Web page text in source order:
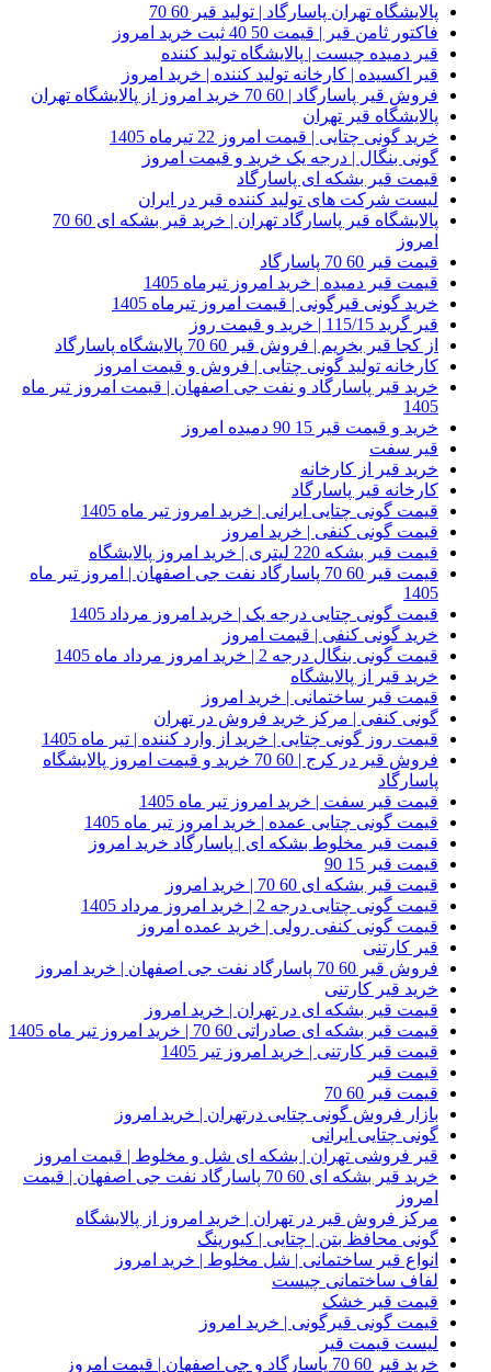
پالایشگاه تهران پاسارگاد | تولید قیر 60 70
فاکتور ثامن قیر | قیمت 50 40 ثبت خرید امروز
قیر دمیده چیست | پالایشگاه تولید کننده
قیر اکسیده | کارخانه تولید کننده | خرید امروز
فروش قیر پاسارگاد | 60 70 خرید امروز از پالایشگاه تهران
پالایشگاه قیر تهران
خرید گونی چتایی | قیمت امروز 22 تیرماه 1405
گونی بنگال | درجه یک خرید و قیمت امروز
قیمت قیر بشکه ای پاسارگاد
لیست شرکت های تولید کننده قیر در ایران
پالایشگاه قیر پاسارگاد تهران | خرید قیر بشکه ای 60 70
امروز
قیمت قیر 60 70 پاسارگاد
قیمت قیر دمیده | خرید امروز تیرماه 1405
خرید گونی قیرگونی | قیمت امروز تیرماه 1405
قیر گرید 115/15 | خرید و قیمت روز
از کجا قیر بخریم | فروش قیر 60 70 پالایشگاه پاسارگاد
کارخانه تولید گونی چتایی | فروش و قیمت امروز
خرید قیر پاسارگاد و نفت جی اصفهان | قیمت امروز تیر ماه
1405
خرید و قیمت قیر 15 90 دمیده امروز
قیر سفت
خرید قیر از کارخانه
کارخانه قیر پاسارگاد
قیمت گونی چتایی ایرانی | خرید امروز تیر ماه 1405
قیمت گونی کنفی | خرید امروز
قیمت قیر بشکه 220 لیتری | خرید امروز پالایشگاه
قیمت قیر 60 70 پاسارگاد نفت جی اصفهان | امروز تیر ماه
1405
قیمت گونی چتایی درجه یک | خرید امروز مرداد 1405
خرید گونی کنفی | قیمت امروز
قیمت گونی بنگال درجه 2 | خرید امروز مرداد ماه 1405
خرید قیر از پالایشگاه
قیمت قیر ساختمانی | خرید امروز
گونی کنفی | مرکز خرید فروش در تهران
قیمت روز گونی چتایی | خرید از وارد کننده | تیر ماه 1405
فروش قیر در کرج | 60 70 خرید و قیمت امروز پالایشگاه
پاسارگاد
قیمت قیر سفت | خرید امروز تیر ماه 1405
قیمت گونی چتایی عمده | خرید امروز تیر ماه 1405
قیمت قیر مخلوط بشکه ای | پاسارگاد خرید امروز
قیمت قیر 15 90
قیمت قیر بشکه ای 60 70 | خرید امروز
قیمت گونی چتایی درجه 2 | خرید امروز مرداد 1405
قیمت گونی کنفی رولی | خرید عمده امروز
قیر کارتنی
فروش قیر 60 70 پاسارگاد نفت جی اصفهان | خرید امروز
خرید قیر کارتنی
قیمت قیر بشکه ای در تهران | خرید امروز
قیمت قیر بشکه ای صادراتی 60 70 | خرید امروز تیر ماه 1405
قیمت قیر کارتنی | خرید امروز تیر 1405
قیمت قیر
قیمت قیر 60 70
بازار فروش گونی چتایی درتهران | خرید امروز
گونی چتایی ایرانی
قیر فروشی تهران | بشکه ای شل و مخلوط | قیمت امروز
خرید قیر بشکه ای 60 70 پاسارگاد نفت جی اصفهان | قیمت
امروز
مرکز فروش قیر در تهران | خرید امروز از پالایشگاه
گونی محافظ بتن | چتایی | کیورینگ
انواع قیر ساختمانی | شل مخلوط | خرید امروز
لفاف ساختمانی چیست
قیمت قیر خشک
قیمت گونی قیرگونی | خرید امروز
لیست قیمت قیر
خرید قیر 60 70 پاسارگاد و جی اصفهان | قیمت امروز